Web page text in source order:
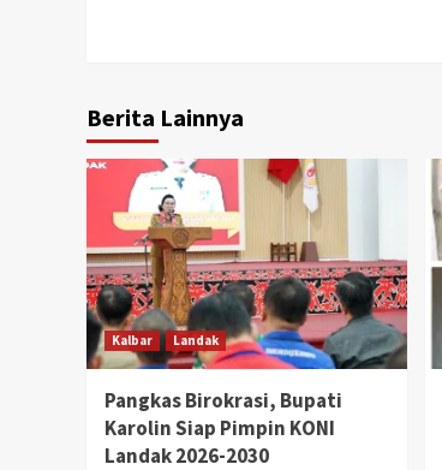
Berita Lainnya
Kalbar Landak
Pangkas Birokrasi, Bupati
Karolin Siap Pimpin KONI
Landak 2026-2030